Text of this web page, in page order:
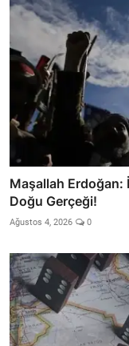
Maşallah Erdoğan:
Doğu Gerçeği!
Ağustos 4, 2026 0